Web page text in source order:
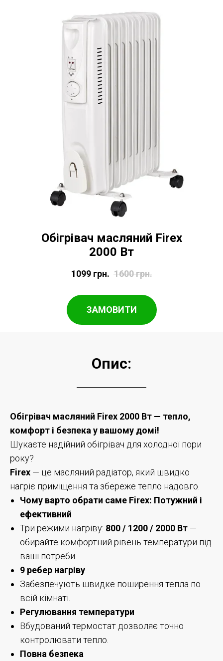
Обігрівач масляний Firex
2000 Вт
1099 грн. 1600грн.
ЗАМОВИТИ
Опис:
Обігрівач масляний Firex 2000 Вт — тепло,
комфорт і безпека у вашому домі!
Шукаєте надійний обігрівач для холодної пори
року?
Firex — це масляний радіатор, який швидко
нагріє приміщення та збереже тепло надовго.
Чому варто обрати саме Firex: Потужний і
ефективний
Три режими нагріву: 800 / 1200 / 2000 Вт —
обирайте комфортний рівень температури під
ваші потреби.
9 ребер нагріву
Забезпечують швидке поширення тепла по
всій кімнаті.
Регулювання температури
Вбудований термостат дозволяє точно
контролювати тепло.
Повна безпека